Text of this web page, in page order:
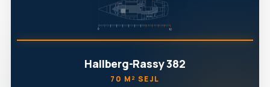
Hallberg-Rassy 382
70 M² SEJL